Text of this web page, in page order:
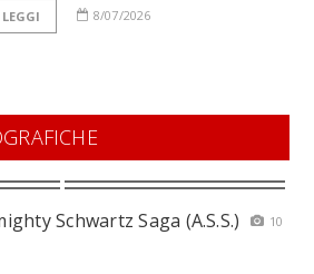
LEGGI 8/07/2026
Schwartz Saga (A.S.S.)
10